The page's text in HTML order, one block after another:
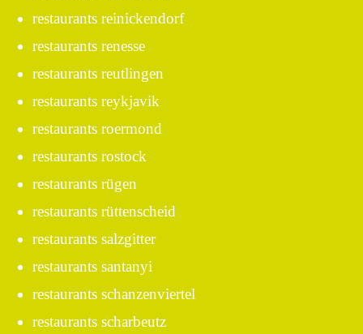
restaurants reinickendorf
restaurants renesse
restaurants reutlingen
restaurants reykjavik
restaurants roermond
restaurants rostock
restaurants rügen
restaurants rüttenscheid
restaurants salzgitter
restaurants santanyi
restaurants schanzenviertel
restaurants scharbeutz